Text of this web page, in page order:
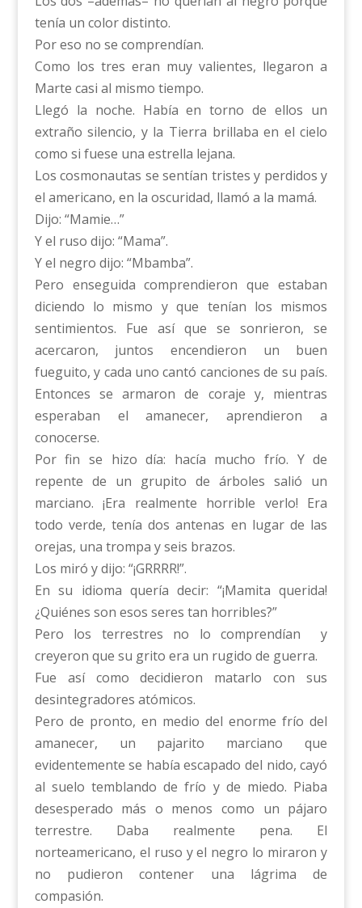
tenía un color distinto.
Por eso no se comprendían.
Como los tres eran muy valientes, llegaron a
Marte casi al mismo tiempo.
Llegó la noche. Había en torno de ellos un
extraño silencio, y la Tierra brillaba en el cielo
como si fuese una estrella lejana.
Los cosmonautas se sentían tristes y perdidos y
el americano, en la oscuridad, llamó a la mamá.
Dijo: “Mamie…”
Y el ruso dijo: “Mama”.
Y el negro dijo: “Mbamba”.
Pero enseguida comprendieron que estaban
diciendo lo mismo y que tenían los mismos
sentimientos. Fue así que se sonrieron, se
acercaron, juntos encendieron un buen
fueguito, y cada uno cantó canciones de su país.
Entonces se armaron de coraje y, mientras
esperaban el amanecer, aprendieron a
conocerse.
Por fin se hizo día: hacía mucho frío. Y de
repente de un grupito de árboles salió un
marciano. ¡Era realmente horrible verlo! Era
todo verde, tenía dos antenas en lugar de las
orejas, una trompa y seis brazos.
Los miró y dijo: “¡GRRRR!”.
En su idioma quería decir: “¡Mamita querida!
¿Quiénes son esos seres tan horribles?”
Pero los terrestres no lo comprendían y
creyeron que su grito era un rugido de guerra.
Fue así como decidieron matarlo con sus
desintegradores atómicos.
Pero de pronto, en medio del enorme frío del
amanecer, un pajarito marciano que
evidentemente se había escapado del nido, cayó
al suelo temblando de frío y de miedo. Piaba
desesperado más o menos como un pájaro
terrestre. Daba realmente pena. El
norteamericano, el ruso y el negro lo miraron y
no pudieron contener una lágrima de
compasión.